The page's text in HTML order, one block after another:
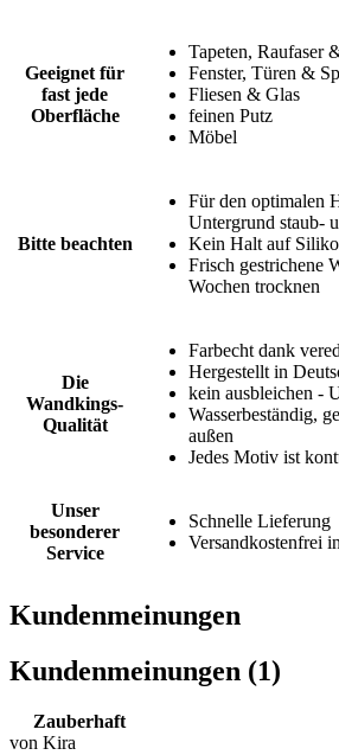
Geeignet für
fast jede
Oberfläche
Tapeten, Raufaser
Fenster, Türen &
Fliesen & Glas
feinen Putz
Möbel
Bitte beachten
Für den optimalen
Untergrund staub-
Kein Halt auf
Frisch gestrichene
Wochen trocknen
Die
Wandkings-
Qualität
Farbecht dank
Hergestellt in
kein ausbleichen -
Wasserbeständig,
außen
Jedes Motiv ist
Unser
besonderer
Service
Schnelle Lieferung
Versandkostenfrei
Kundenmeinungen
Kundenmeinungen (1)
Zauberhaft
von Kira